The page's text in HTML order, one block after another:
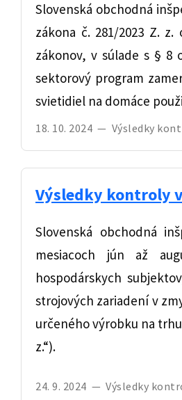
Slovenská obchodná
zákona č. 281/2023 Z.
zákonov, v súlade s § 8
sektorový program
svietidiel na domáce
18. 10. 2024 — Výsledky
Výsledky kontroly
Slovenská obchodná
mesiacoch jún až
hospodárskych
strojových zariadení v
určeného výrobku na
z.“).
24. 9. 2024 — Výsledky